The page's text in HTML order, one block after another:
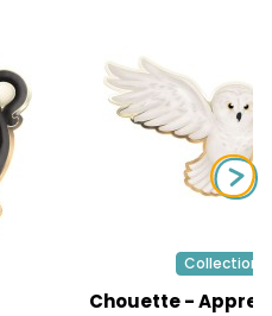
Collection
Chouette -